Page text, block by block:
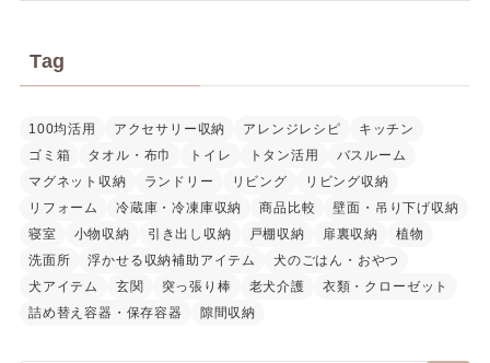
Tag
100均活用 アクセサリー収納 アレンジレシピ
キッチン
ゴミ箱
タオル・布巾 トイレ トタン活用
バスルーム
マグネット収納
ランドリー リビング
リビング収納
リフォーム
冷蔵庫・冷凍庫収納 商品比較
壁面・吊り下げ収納
寝室
小物収納 引き出し収納 戸棚収納 扉裏収納
植物
洗面所
浮かせる収納補助アイテム
犬のごはん・おやつ
犬アイテム
玄関 突っ張り棒 老犬介護
衣類・クローゼット
詰め替え容器・保存容器
隙間収納